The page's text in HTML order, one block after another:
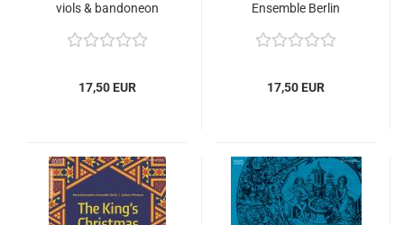
viols & bandoneon
17,50 EUR
Ensemble Berlin
17,50 EUR